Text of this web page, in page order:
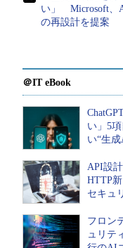
い」 Microsoft、
の再設計を提案
＠IT eBook
い」5
い“生
API設
HTTP
セキュ
フロン
ュリテ